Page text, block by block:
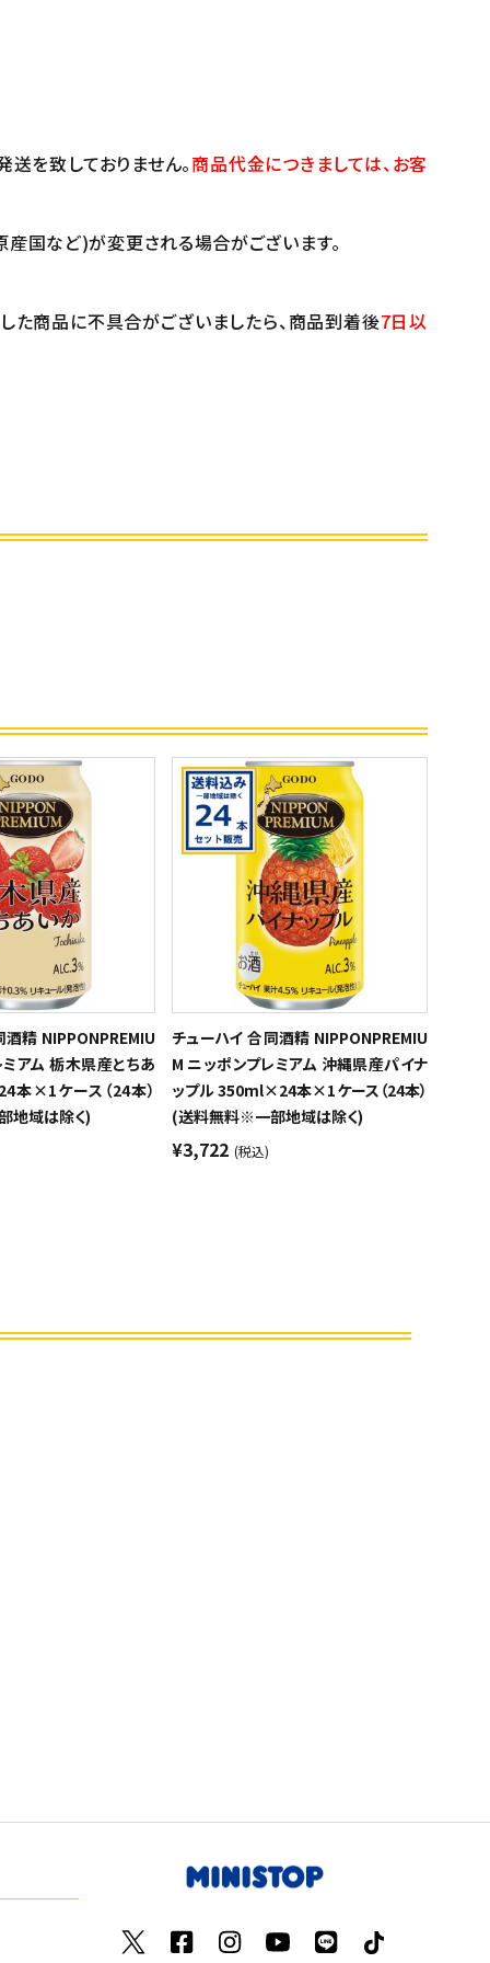
を致しておりません。商品代金につきましては、お客
産国など)が変更される場合がございます。
た商品に不具合がございましたら、商品到着後7日以
酒精 NIPPONPREMIU
アム 栃木県産とちあ
本×1ケース（24本）
地域は除く)
チューハイ 合同酒精 NIPPONPREMIU
M ニッポンプレミアム 沖縄県産パイナ
ップル 350ml×24本×1ケース（24本）
(送料無料※一部地域は除く)
¥3,722 (税込)